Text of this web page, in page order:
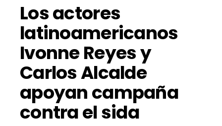
Los actores
latinoamericanos
Ivonne Reyes y
Carlos Alcalde
apoyan campaña
contra el sida